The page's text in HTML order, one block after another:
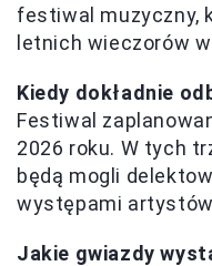
festiwal muzyczny,
letnich wieczorów
Kiedy dokładnie
Festiwal
2026 roku. W tych
będą mogli
występami
Jakie gwiazdy